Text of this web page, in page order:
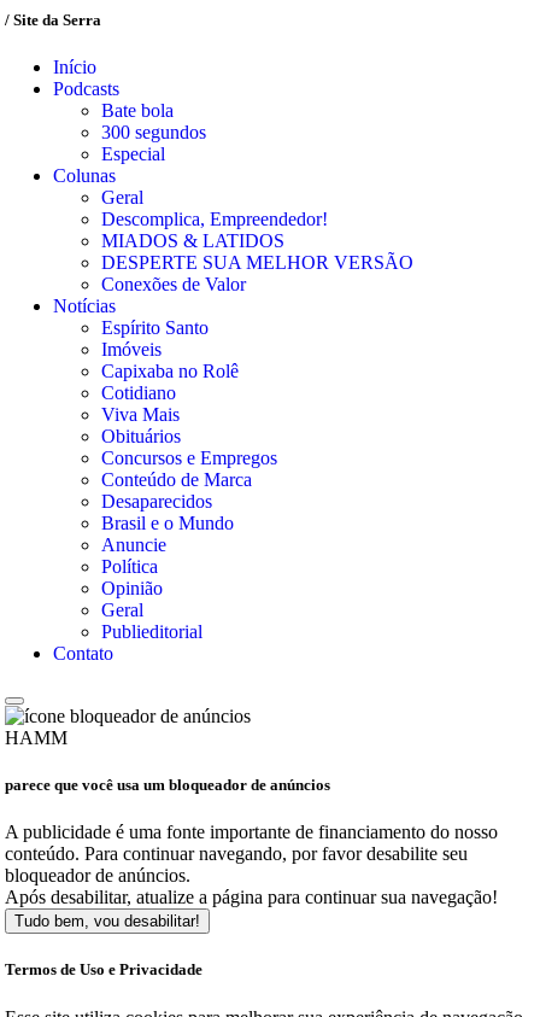
/ Site da Serra
Início
Podcasts
Bate bola
300 segundos
Especial
Colunas
Geral
Descomplica, Empreendedor!
MIADOS & LATIDOS
DESPERTE SUA MELHOR VERSÃO
Conexões de Valor
Notícias
Espírito Santo
Imóveis
Capixaba no Rolê
Cotidiano
Viva Mais
Obituários
Concursos e Empregos
Conteúdo de Marca
Desaparecidos
Brasil e o Mundo
Anuncie
Política
Opinião
Geral
Publieditorial
Contato
HAMM
parece que você usa um bloqueador de anúncios
A publicidade é uma fonte importante de financiamento do nosso
conteúdo. Para continuar navegando, por favor desabilite seu
bloqueador de anúncios.
Após desabilitar, atualize a página para continuar sua navegação!
Tudo bem, vou desabilitar!
Termos de Uso e Privacidade